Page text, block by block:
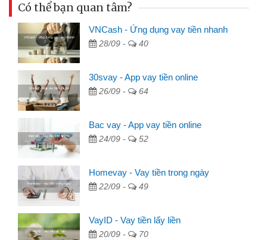
Có thể bạn quan tâm?
VNCash - Ứng dụng vay tiền nhanh
28/09 - 40
30svay - App vay tiền online
26/09 - 64
Bac vay - App vay tiền online
24/09 - 52
Homevay - Vay tiền trong ngày
22/09 - 49
VayID - Vay tiền lấy liền
20/09 - 70